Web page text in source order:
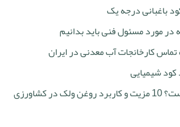
باغبانی درجه یک
در مورد مسئول فنی باید بدانیم
کارخانجات آب معدنی در ایران
شیمیایی
کشاورزی